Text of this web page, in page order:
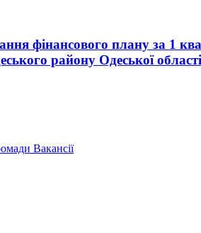
фінансового плану за 1
району Одеської
Вакансії